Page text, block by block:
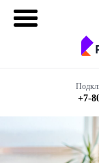
+7-
Интернет + ТВ
Все в одном